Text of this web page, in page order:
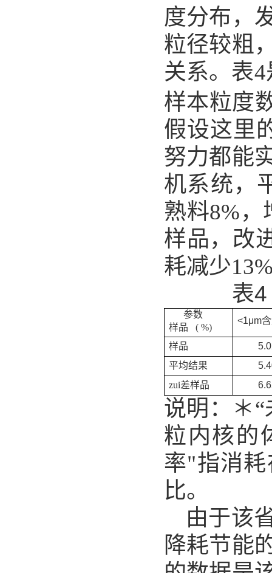
度分布，
粒径较粗
关系。表
样本粒度
假设这里
努力都能
机系统，
熟料8%，
样品，改
耗减少
表
参数
样品 ( %)
<1μm
样品
平均结果
zui差样品
说明：＊
粒内核的
率"指消耗
比。
由于该
降耗节能